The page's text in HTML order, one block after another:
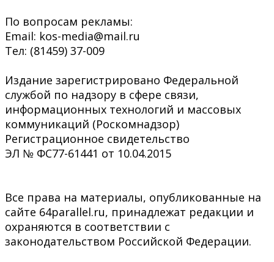
По вопросам рекламы:
Email: kos-media@mail.ru
Тел: (81459) 37-009
Издание зарегистрировано Федеральной
службой по надзору в сфере связи,
информационных технологий и массовых
коммуникаций (Роскомнадзор)
Регистрационное свидетельство
ЭЛ № ФС77-61441 от 10.04.2015
Все права на материалы, опубликованные на
сайте 64parallel.ru, принадлежат редакции и
охраняются в соответствии с
законодательством Российской Федерации.